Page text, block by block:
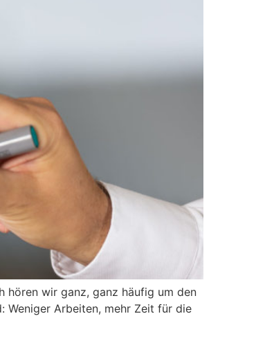
hören wir ganz, ganz häufig um den
Weniger Arbeiten, mehr Zeit für die